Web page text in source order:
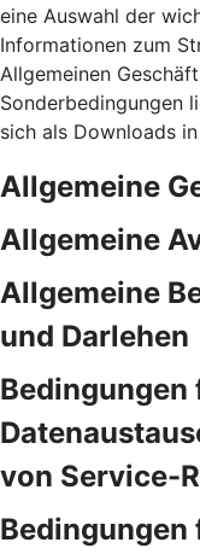
eine Auswahl der
Informationen zum
Allgemeinen
Sonderbedingungen
sich als Downloads
Allgemeine
Allgemeine
Allgemeine
und Darlehen
Bedingungen
von Service-
Bedingungen